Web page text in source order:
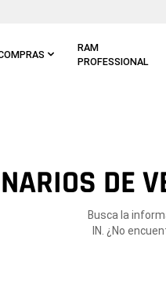
RAM
PROFESSIONAL
DE
Busca la
IN. ¿No